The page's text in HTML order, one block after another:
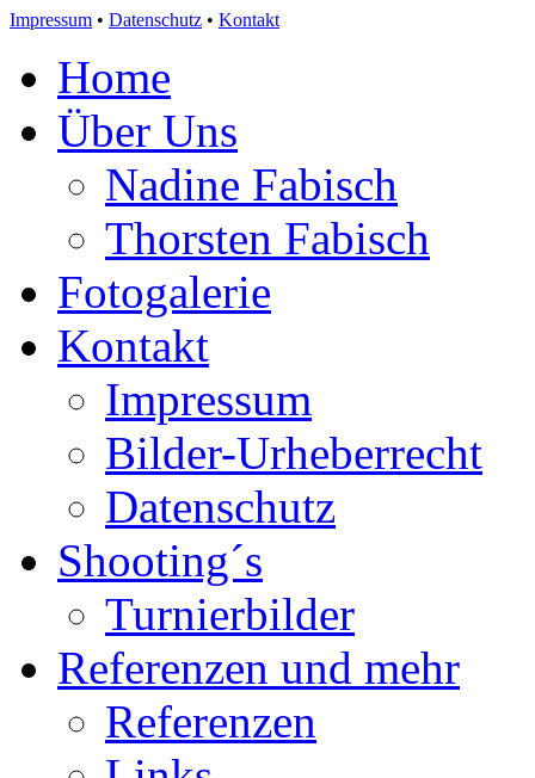
Impressum • Datenschutz • Kontakt
Home
Über Uns
Nadine Fabisch
Thorsten Fabisch
Fotogalerie
Kontakt
Impressum
Bilder-Urheberrecht
Datenschutz
Shooting´s
Turnierbilder
Referenzen und mehr
Referenzen